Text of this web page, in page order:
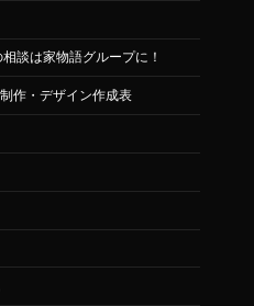
談は家物語グループに！
作・デザイン作成表